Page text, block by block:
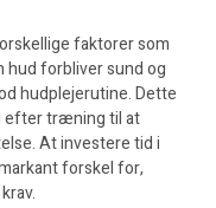
faktorer som
hud forbliver sund og
hudplejerutine. Dette
efter træning til at
At investere tid i
forskel for,